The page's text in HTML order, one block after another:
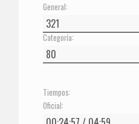
General:
Categoría:
Tiempos:
Oficial: